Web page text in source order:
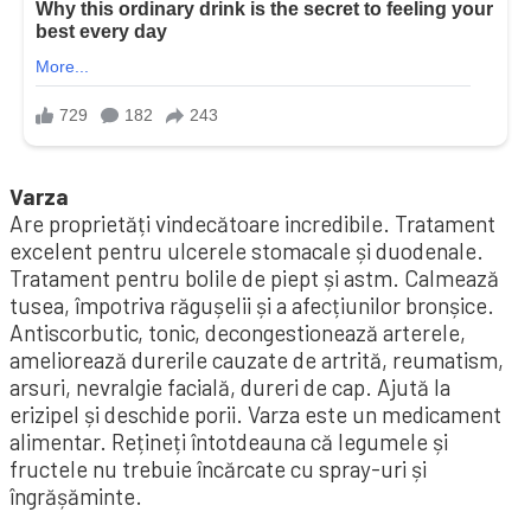
Varza
Are proprietăți vindecătoare incredibile. Tratament
excelent pentru ulcerele stomacale și duodenale.
Tratament pentru bolile de piept și astm. Calmează
tusea, împotriva răgușelii și a afecțiunilor bronșice.
Antiscorbutic, tonic, decongestionează arterele,
ameliorează durerile cauzate de artrită, reumatism,
arsuri, nevralgie facială, dureri de cap. Ajută la
erizipel și deschide porii. Varza este un medicament
alimentar. Rețineți întotdeauna că legumele și
fructele nu trebuie încărcate cu spray-uri și
îngrășăminte.